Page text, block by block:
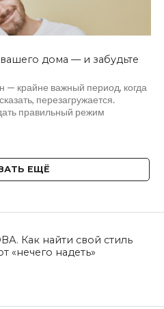
дома — и забудьте
— крайне важный период, когда
перезагружается.
правильный режим
ЕЩЁ
Как найти свой стиль
«нечего надеть»